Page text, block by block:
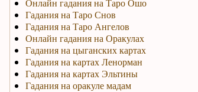
Онлайн гадания на Таро Ошо
Гадания на Таро Снов
Гадания на Таро Ангелов
Онлайн гадания на Оракулах
Гадания на цыганских картах
Гадания на картах Ленорман
Гадания на картах Эльтины
Гадания на оракуле мадам